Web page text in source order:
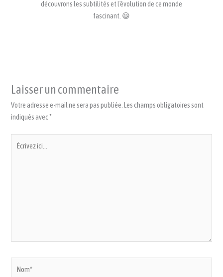
découvrons les subtilités et l'évolution de ce monde
fascinant. 😃
Laisser un commentaire
Votre adresse e-mail ne sera pas publiée. Les champs obligatoires sont
indiqués avec*
ici…